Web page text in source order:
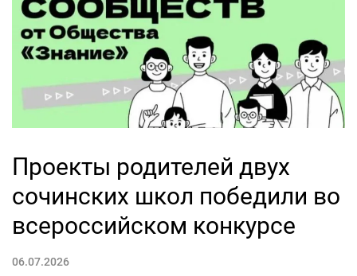
Проекты родителей двух
сочинских школ победили во
всероссийском конкурсе
06.07.2026